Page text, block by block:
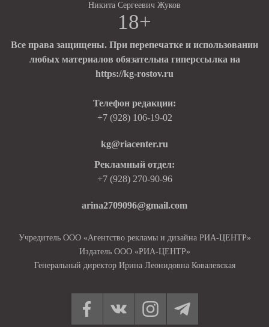
Никита Сергеевич Жуков
18+
Все права защищены. При перепечатке и использовании
любых материалов обязательна гиперссылка на
https://kg-rostov.ru
Телефон редакции:
+7 (928) 106-19-02
kg@riacenter.ru
Рекламный отдел:
+7 (928) 270-90-96
arina2709096@gmail.com
Учредитель ООО «Агентство рекламы и дизайна РИА-ЦЕНТР»
Издатель ООО «РИА-ЦЕНТР»
Генеральный директор Ирина Леонидовна Ковалевская